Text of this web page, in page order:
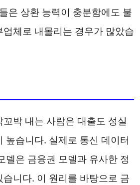
은 상환 능력이 충분함에도 불
체로 내몰리는 경우가 많았습
박 내는 사람은 대출도 성실
높습니다. 실제로 통신 데이터
델은 금융권 모델과 유사한 정
니다. 이 원리를 바탕으로 금